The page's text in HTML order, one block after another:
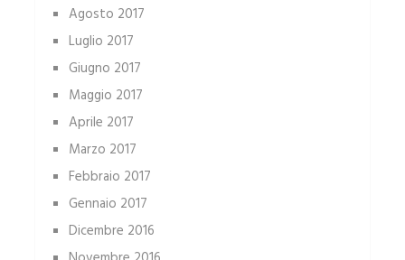
Agosto 2017
Luglio 2017
Giugno 2017
Maggio 2017
Aprile 2017
Marzo 2017
Febbraio 2017
Gennaio 2017
Dicembre 2016